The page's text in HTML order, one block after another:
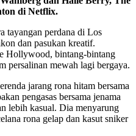
di Netflix.
tayangan perdana di Los
dan pasukan kreatif.
Hollywood, bintang-bintang
persalinan mewah lagi bergaya.
jarang rona hitam bersama
pengasas bersama jenama
lebih kasual. Dia menyarung
rona gelap dan kasut sniker